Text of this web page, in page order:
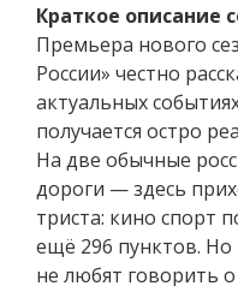
Краткое описание
Премьера нового
России» честно
актуальных
получается остро
На две обычные
дороги — здесь
триста: кино спорт
ещё 296 пунктов.
не любят говорить